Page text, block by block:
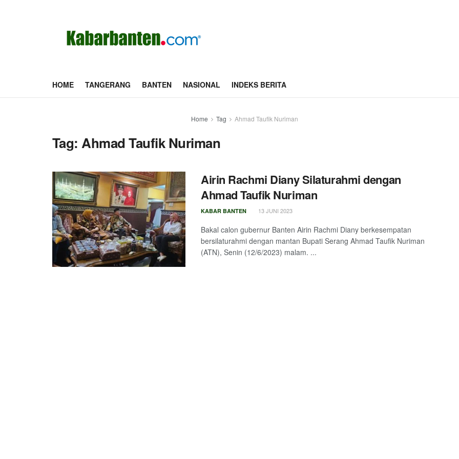
HOME TANGERANG BANTEN NASIONAL INDEKS BERITA
Home Tag Ahmad Taufik Nuriman
Tag:Ahmad Taufik Nuriman
Airin Rachmi Diany Silaturahmi dengan
Ahmad Taufik Nuriman
KABAR BANTEN 13 JUNI 2023
Bakal calon gubernur Banten Airin Rachmi Diany berkesempatan
bersilaturahmi dengan mantan Bupati Serang Ahmad Taufik Nuriman
(ATN), Senin (12/6/2023) malam. ...